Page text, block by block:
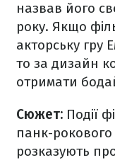
назвав його
року. Якщо
акторську гру
то за дизайн
отримати
Сюжет: Події
панк-рокового
розказують